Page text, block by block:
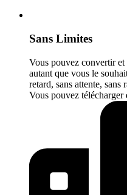
Sans Limites
Vous pouvez convertir
autant que vous le
retard, sans attente, sans
Vous pouvez